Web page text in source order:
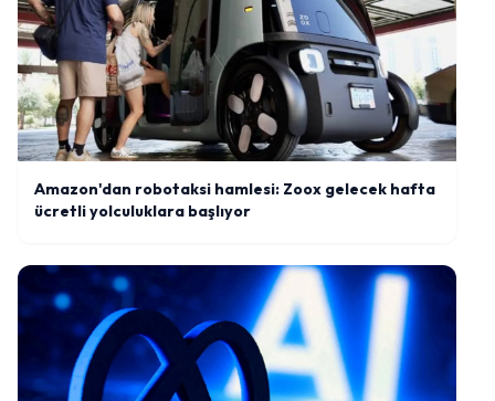
Amazon'dan robotaksi hamlesi: Zoox gelecek hafta
ücretli yolculuklara başlıyor